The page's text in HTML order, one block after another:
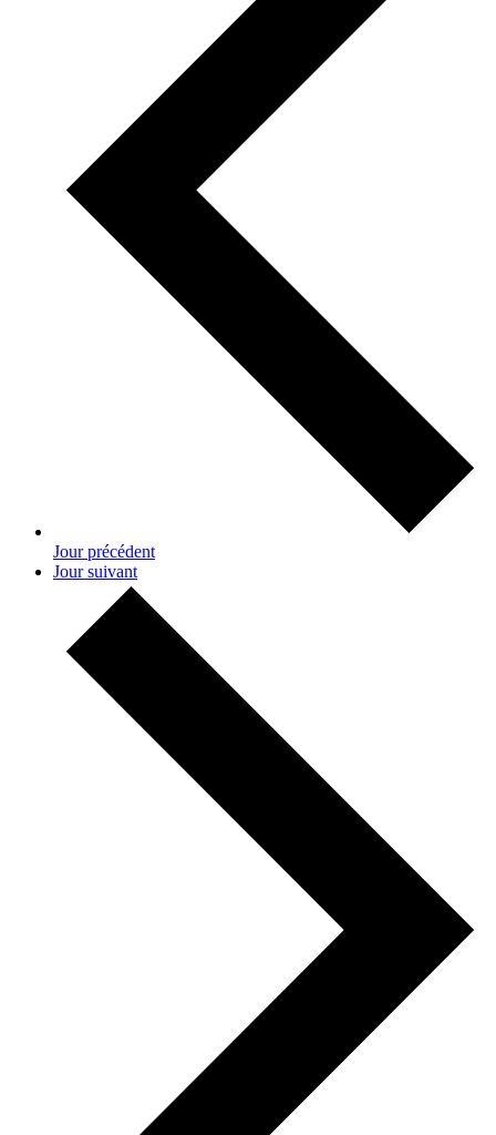
Jour précédent
Jour suivant